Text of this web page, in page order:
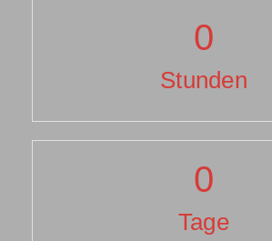
0
Stunden
0
Tage